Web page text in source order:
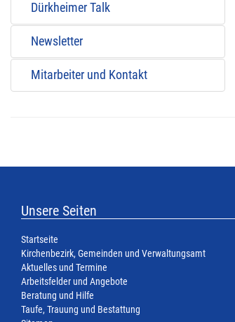
Dürkheimer Talk
Newsletter
Mitarbeiter und Kontakt
Unsere Seiten
Startseite
Kirchenbezirk, Gemeinden und Verwaltungsamt
Aktuelles und Termine
Arbeitsfelder und Angebote
Beratung und Hilfe
Taufe, Trauung und Bestattung